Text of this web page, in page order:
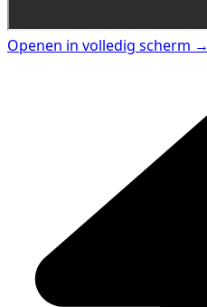
Openen in volledig scherm →